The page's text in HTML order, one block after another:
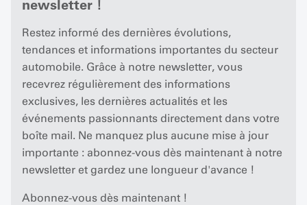
newsletter !
Restez informé des dernières évolutions,
tendances et informations importantes du secteur
automobile. Grâce à notre newsletter, vous
recevrez régulièrement des informations
exclusives, les dernières actualités et les
événements passionnants directement dans votre
boîte mail. Ne manquez plus aucune mise à jour
importante : abonnez-vous dès maintenant à notre
newsletter et gardez une longueur d'avance !
Abonnez-vous dès maintenant !